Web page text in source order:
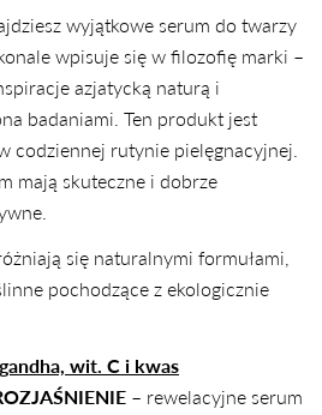
wyjątkowe serum do twarzy
wpisuje się w filozofię marki –
azjatycką naturą i
badaniami. Ten produkt jest
codziennej rutynie pielęgnacyjnej.
mają skuteczne i dobrze
się naturalnymi formułami,
pochodzące z ekologicznie
wit. C i kwas
– rewelacyjne serum